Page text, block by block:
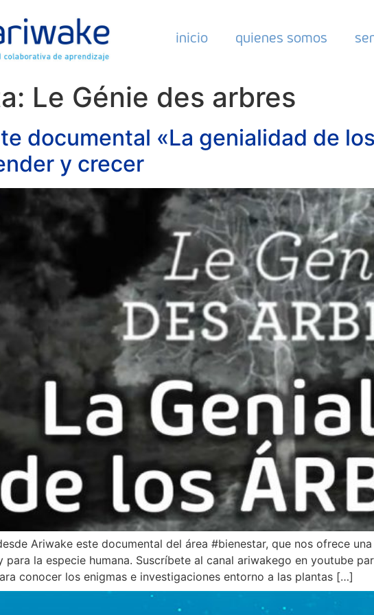
inicio quienes somos
Le Génie des arbres
documental «La genialidad de
y crecer
Ariwake este documental del área #bienestar, que nos ofrece
para la especie humana. Suscríbete al canal ariwakego en youtube
conocer los enigmas e investigaciones entorno a las plantas […]